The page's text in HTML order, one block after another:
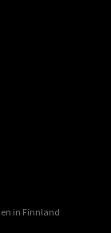
in Finnland